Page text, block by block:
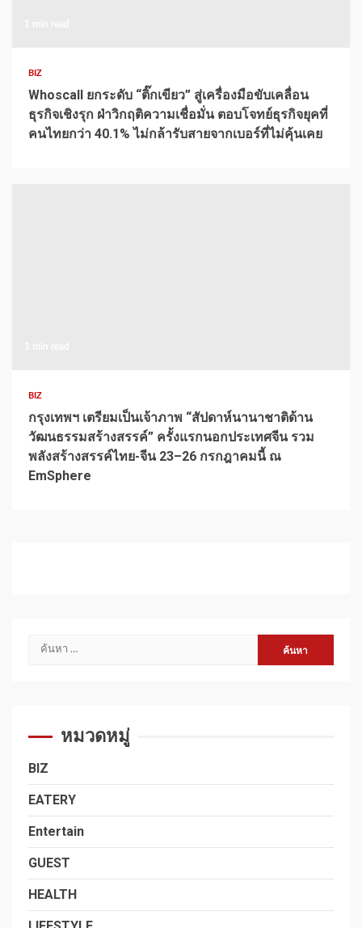
BIZ
Whoscall ยกระดับ “ติ๊กเขียว” สู่เครื่องมือขับเคลื่อน
ธุรกิจเชิงรุก ฝ่าวิกฤติความเชื่อมั่น ตอบโจทย์ธุรกิจยุคที่
คนไทยกว่า 40.1% ไม่กล้ารับสายจากเบอร์ที่ไม่คุ้นเคย
BIZ
กรุงเทพฯ เตรียมเป็นเจ้าภาพ “สัปดาห์นานาชาติด้าน
วัฒนธรรมสร้างสรรค์” ครั้งแรกนอกประเทศจีน รวม
พลังสร้างสรรค์ไทย-จีน 23–26 กรกฎาคมนี้ ณ
EmSphere
ค้นหา
หมวดหมู่
BIZ
EATERY
Entertain
GUEST
HEALTH